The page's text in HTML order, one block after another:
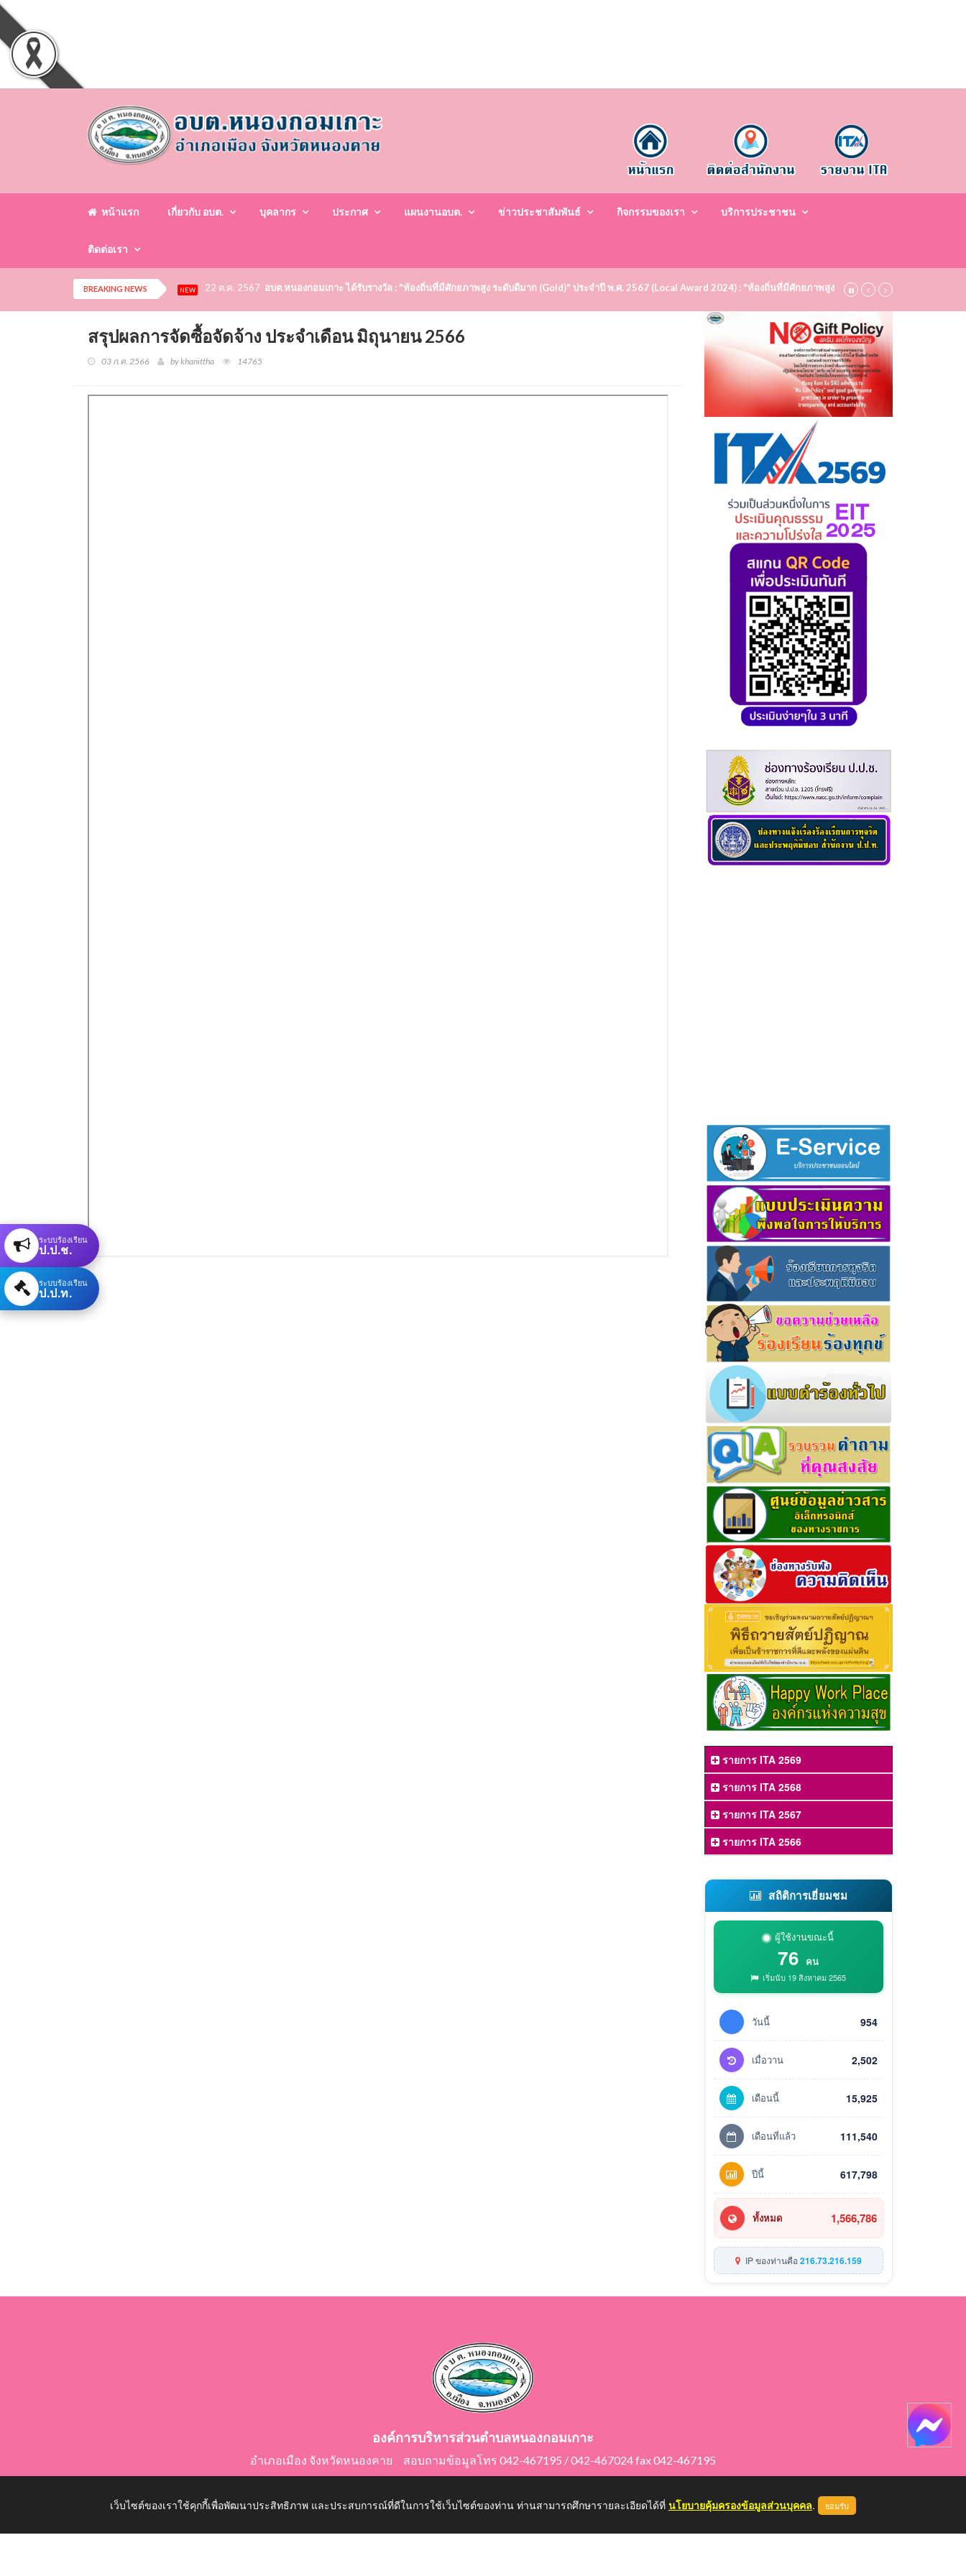
หน้าแรก เกี่ยวกับ อบต. บุคลากร ประกาศ แผนงานอบต. ข่าวประชาสัมพันธ์ กิจกรรมของเรา บริการประชาชน
ติดต่อเรา
BREAKING NEWS NEW 22 ต.ค. 2567 อบต.หนองกอมเกาะ ได้รับรางวัล : "ท้องถิ่นที่มีศักยภาพสูง ระดับดีมาก (Gold)" ประจำปี พ.ศ. 2567 (Local Award 2024) : "ท้องถิ่นที่มีศักยภาพสูง ระดับชมเชย (Bronze)" ประจำ
สรุปผลการจัดซื้อจัดจ้าง ประจำเดือน มิถุนายน 2566
03 ก.ค. 2566 by khanittha 14765
รายการ ITA 2569
รายการ ITA 2568
รายการ ITA 2567
รายการ ITA 2566
สถิติการเยี่ยมชม
ผู้ใช้งานขณะนี้
76 คน
เริ่มนับ 19 สิงหาคม 2565
วันนี้ 954
เมื่อวาน 2,502
เดือนนี้ 15,925
เดือนที่แล้ว 111,540
ปีนี้ 617,798
ทั้งหมด 1,566,786
IP ของท่านคือ216.73.216.159
องค์การบริหารส่วนตำบลหนองกอมเกาะ
อำเภอเมือง จังหวัดหนองคาย สอบถามข้อมูลโทร 042-467195 / 042-467024 fax 042-467195
ระบบร้องเรียน
ป.ป.ช.
ระบบร้องเรียน
ป.ป.ท.
เว็บไซต์ของเราใช้คุกกี้เพื่อพัฒนาประสิทธิภาพ และประสบการณ์ที่ดีในการใช้เว็บไซต์ของท่าน ท่านสามารถศึกษารายละเอียดได้ที่ นโยบายคุ้มครองข้อมูลส่วนบุคคล. ยอมรับ